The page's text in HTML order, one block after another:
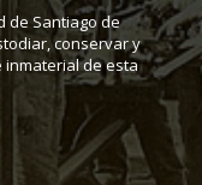
de Santiago de
conservar y
de esta